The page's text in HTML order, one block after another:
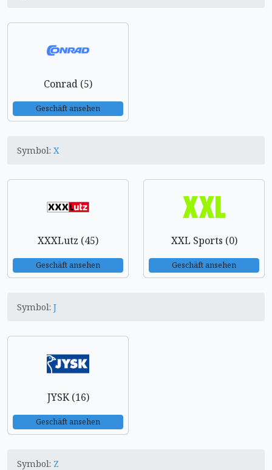
Conrad (5)
Geschäft ansehen
Symbol: X
XXXLutz (45)
Geschäft ansehen
XXL Sports (0)
Geschäft ansehen
Symbol: J
JYSK (16)
Geschäft ansehen
Symbol: Z